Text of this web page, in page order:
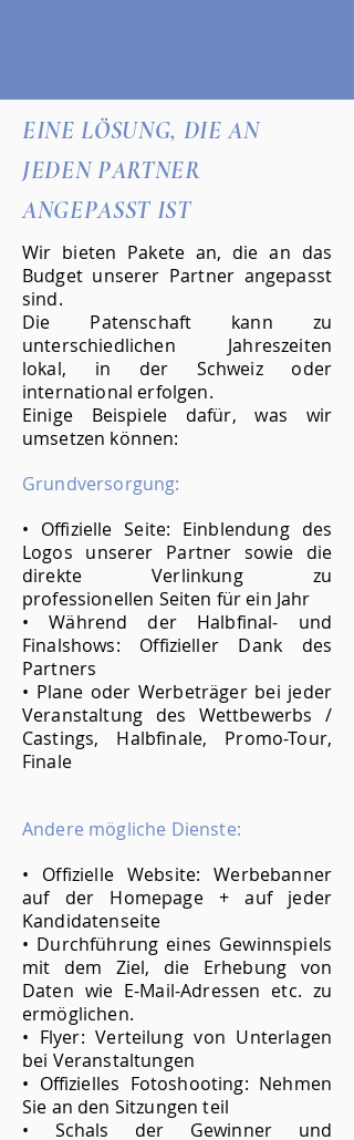
EINE LÖSUNG, DIE AN
JEDEN PARTNER
ANGEPASST IST
Wir bieten Pakete an, die an das
Budget unserer Partner angepasst
sind.
Die Patenschaft kann zu
unterschiedlichen Jahreszeiten
lokal, in der Schweiz oder
international erfolgen.
Einige Beispiele dafür, was wir
umsetzen können:
Grundversorgung:
• Offizielle Seite: Einblendung des
Logos unserer Partner sowie die
direkte Verlinkung zu
professionellen Seiten für ein Jahr
• Während der Halbfinal- und
Finalshows: Offizieller Dank des
Partners
• Plane oder Werbeträger bei jeder
Veranstaltung des Wettbewerbs /
Castings, Halbfinale, Promo-Tour,
Finale
Andere mögliche Dienste:
• Offizielle Website: Werbebanner
auf der Homepage + auf jeder
Kandidatenseite
• Durchführung eines Gewinnspiels
mit dem Ziel, die Erhebung von
Daten wie E-Mail-Adressen etc. zu
ermöglichen.
• Flyer: Verteilung von Unterlagen
bei Veranstaltungen
• Offizielles Fotoshooting: Nehmen
Sie an den Sitzungen teil
• Schals der Gewinner und